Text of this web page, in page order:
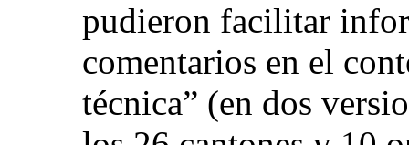
pudieron facilitar
comentarios en el
técnica” (en dos